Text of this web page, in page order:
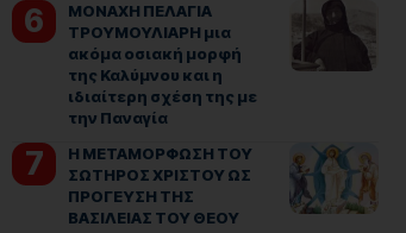
ΜΟΝΑΧΗ ΠΕΛΑΓΙΑ
ΤΡΟΥΜΟΥΛΙΑΡΗ μια
ακόμα οσιακή μορφή
της Καλύμνου και η
ιδιαίτερη σχέση της με
την Παναγία
Η ΜΕΤΑΜΟΡΦΩΣΗ ΤΟΥ
ΣΩΤΗΡΟΣ ΧΡΙΣΤΟΥ ΩΣ
ΠΡΟΓΕΥΣΗ ΤΗΣ
ΒΑΣΙΛΕΙΑΣ ΤΟΥ ΘΕΟΥ